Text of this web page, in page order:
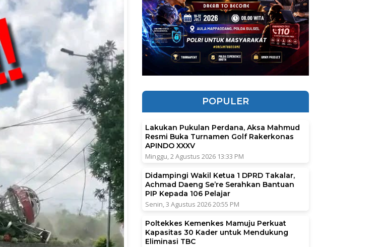
POPULER
Lakukan Pukulan Perdana, Aksa Mahmud
Resmi Buka Turnamen Golf Rakerkonas
APINDO XXXV
Minggu, 2 Agustus 2026 13:33 PM
Didampingi Wakil Ketua 1 DPRD Takalar,
Achmad Daeng Se’re Serahkan Bantuan
PIP Kepada 106 Pelajar
Senin, 3 Agustus 2026 20:55 PM
Poltekkes Kemenkes Mamuju Perkuat
Kapasitas 30 Kader untuk Mendukung
Eliminasi TBC